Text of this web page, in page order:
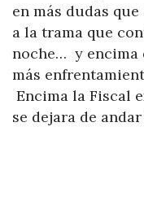
en más dudas
a la trama que
noche… y encima
más
Encima la Fiscal
se dejara de